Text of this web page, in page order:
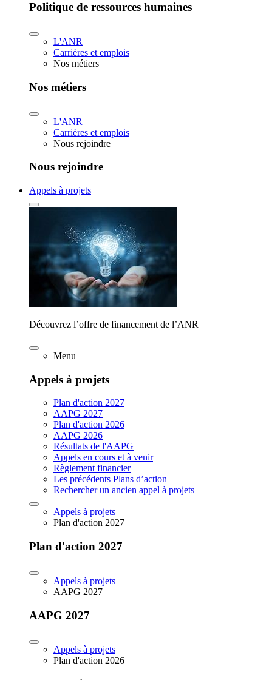
Politique de ressources humaines
L'ANR
Carrières et emplois
Nos métiers
Nos métiers
L'ANR
Carrières et emplois
Nous rejoindre
Nous rejoindre
Appels à projets
Découvrez l’offre de financement de l’ANR
Menu
Appels à projets
Plan d'action 2027
AAPG 2027
Plan d'action 2026
AAPG 2026
Résultats de l'AAPG
Appels en cours et à venir
Règlement financier
Les précédents Plans d’action
Rechercher un ancien appel à projets
Appels à projets
Plan d'action 2027
Plan d'action 2027
Appels à projets
AAPG 2027
AAPG 2027
Appels à projets
Plan d'action 2026